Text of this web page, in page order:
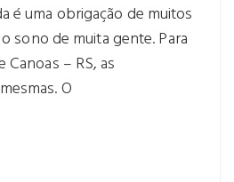
é uma obrigação de muitos
sono de muita gente. Para
– RS, as
O